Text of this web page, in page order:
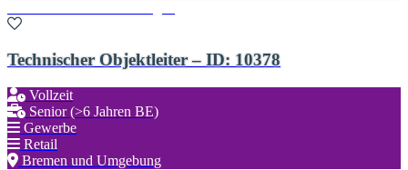
Technischer Objektleiter – ID: 10378
Vollzeit
Senior (>6 Jahren BE)
Gewerbe
Retail
Bremen und Umgebung